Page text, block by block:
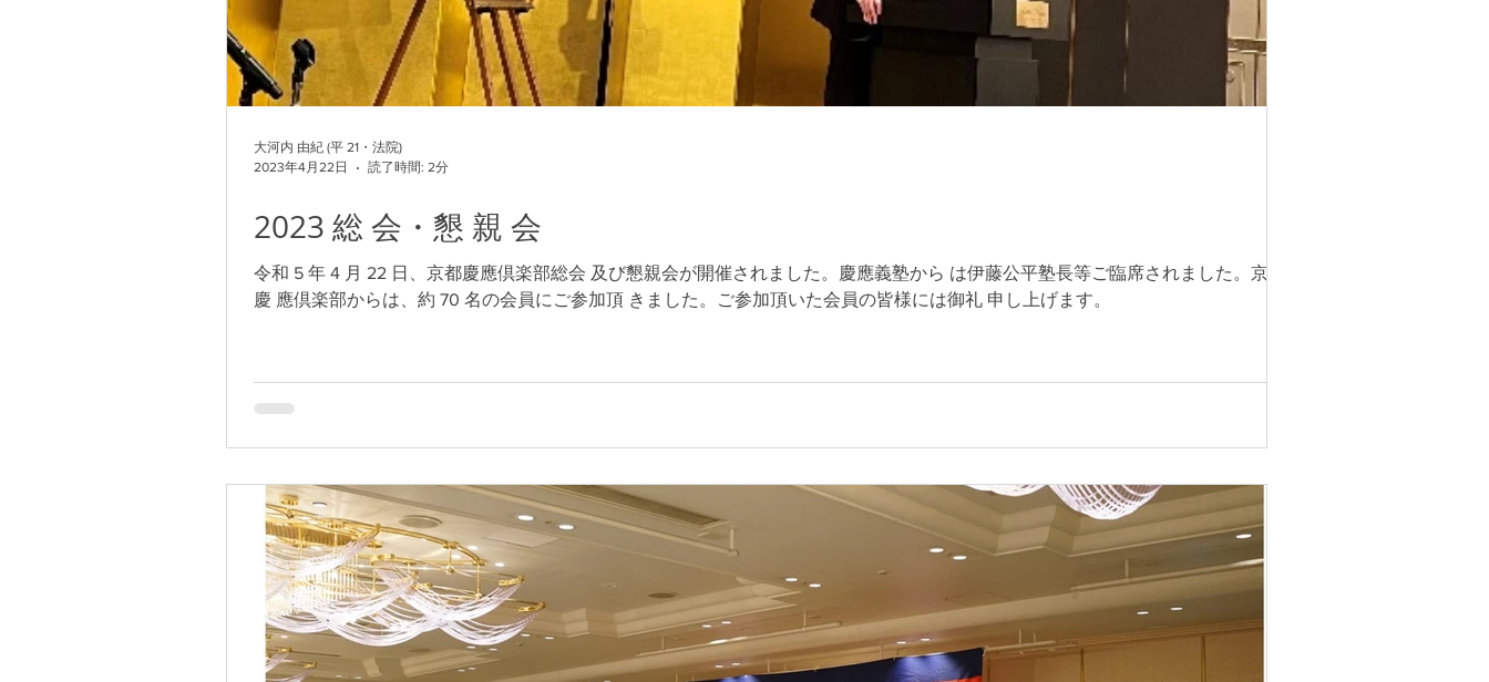
2023 総 会・懇 親 会
令和 5 年 4 月 22 日、京都慶應倶楽部総会 及び懇親会が開催されました。慶應義塾から は伊藤公平塾長等ご臨席されました。京都
慶 應倶楽部からは、約 70 名の会員にご参加頂 きました。ご参加頂いた会員の皆様には御礼 申し上げます。
大河内 由紀 (平 21・法院)
2023年4月22日
読了時間: 2分